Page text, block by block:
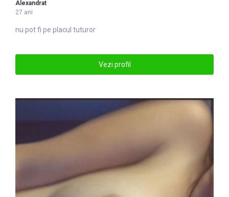
Alexandrat
27 ani
nu pot fi pe placul tuturor
Vezi profil